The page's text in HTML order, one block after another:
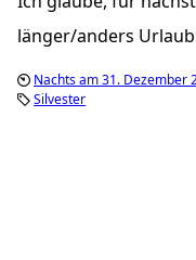
länger/anders
Nachts am 31. Dezember
Silvester